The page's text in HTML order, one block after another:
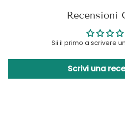
Recensioni
Sii il primo a scrivere
Scrivi una